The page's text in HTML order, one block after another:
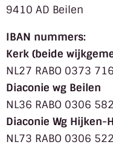
9410 AD Beilen
IBAN nummers:
Kerk (beide
NL27 RABO 0373
Diaconie wg Beilen
NL36 RABO 0306
Diaconie Wg Hijken-
NL73 RABO 0306